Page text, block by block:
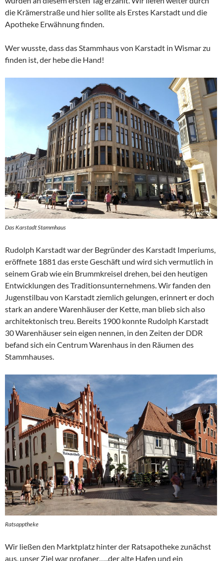
die Krämerstraße und hier sollte als Erstes Karstadt und die
Apotheke Erwähnung finden.
Wer wusste, dass das Stammhaus von Karstadt in Wismar zu
finden ist, der hebe die Hand!
Das Karstadt Stammhaus
Rudolph Karstadt war der Begründer des Karstadt Imperiums,
eröffnete 1881 das erste Geschäft und wird sich vermutlich in
seinem Grab wie ein Brummkreisel drehen, bei den heutigen
Entwicklungen des Traditionsunternehmens. Wir fanden den
Jugenstilbau von Karstadt ziemlich gelungen, erinnert er doch
stark an andere Warenhäuser der Kette, man blieb sich also
architektonisch treu. Bereits 1900 konnte Rudolph Karstadt
30 Warenhäuser sein eigen nennen, in den Zeiten der DDR
befand sich ein Centrum Warenhaus in den Räumen des
Stammhauses.
Ratsapptheke
Wir ließen den Marktplatz hinter der Ratsapotheke zunächst
aus, unser Ziel war profaner…..der alte Hafen und ein